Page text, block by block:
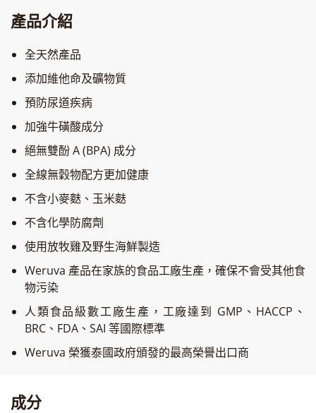
產品介紹
全天然產品
添加維他命及礦物質
預防尿道疾病
加強牛磺酸成分
絕無雙酚 A (BPA) 成分
全線無穀物配方更加健康
不含小麥麩、玉米麩
不含化學防腐劑
使用放牧雞及野生海鮮製造
Weruva 產品在家族的食品工廠生產，確保不會受其他食
物污染
人類食品級數工廠生產，工廠達到 GMP、HACCP、
BRC、FDA、SAI 等國際標準
Weruva 榮獲泰國政府頒發的最高榮譽出口商
成分